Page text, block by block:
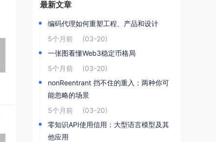
最新文章
编码代理如何重塑工程、产品和设计
5个月前
(03-20)
一张图看懂Web3稳定币格局
5个月前
(03-20)
nonReentrant 挡不住的重入：两种你可
能忽略的场景
5个月前
(03-20)
零知识API使用信用：大型语言模型及其
他应用